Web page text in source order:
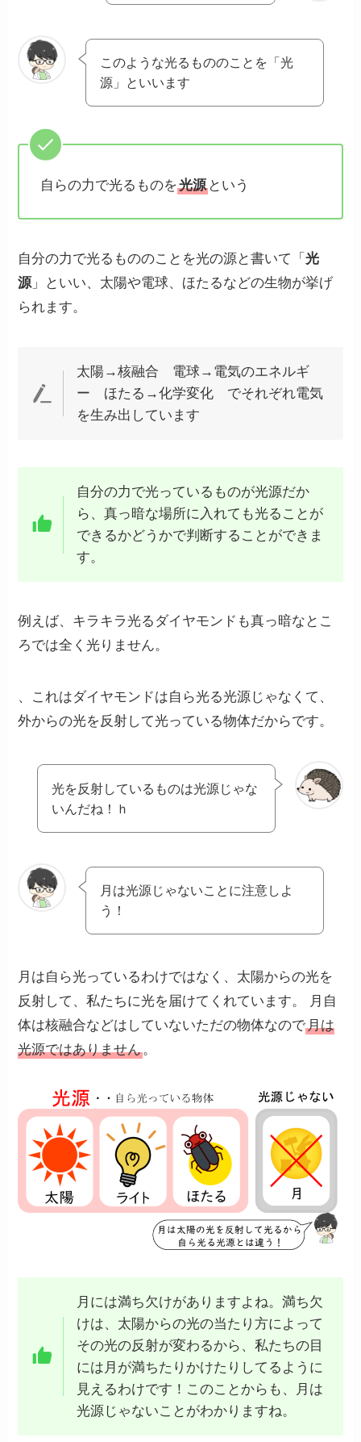
このような光るもののことを「光
源」といいます
自らの力で光るものを光源という
自分の力で光るもののことを光の源と書いて「光
源」といい、太陽や電球、ほたるなどの生物が挙げ
られます。
太陽→核融合 電球→電気のエネルギ
ー ほたる→化学変化 でそれぞれ電気
を生み出しています
自分の力で光っているものが光源だか
ら、真っ暗な場所に入れても光ることが
できるかどうかで判断することができま
す。
例えば、キラキラ光るダイヤモンドも真っ暗なとこ
ろでは全く光りません。
、これはダイヤモンドは自ら光る光源じゃなくて、
外からの光を反射して光っている物体だからです。
光を反射しているものは光源じゃな
いんだね！ｈ
月は光源じゃないことに注意しよ
う！
月は自ら光っているわけではなく、太陽からの光を
反射して、私たちに光を届けてくれています。 月自
体は核融合などはしていないただの物体なので月は
光源ではありません。
月には満ち欠けがありますよね。満ち欠
けは、太陽からの光の当たり方によって
その光の反射が変わるから、私たちの目
には月が満ちたりかけたりしてるように
見えるわけです！このことからも、月は
光源じゃないことがわかりますね。